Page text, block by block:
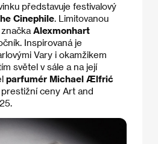
představuje festivalový
Cinephile. Limitovanou
Alexmonhart
Inspirovaná je
Vary i okamžikem
světel v sále a na její
parfumér Michael Ælfrić
ceny Art and